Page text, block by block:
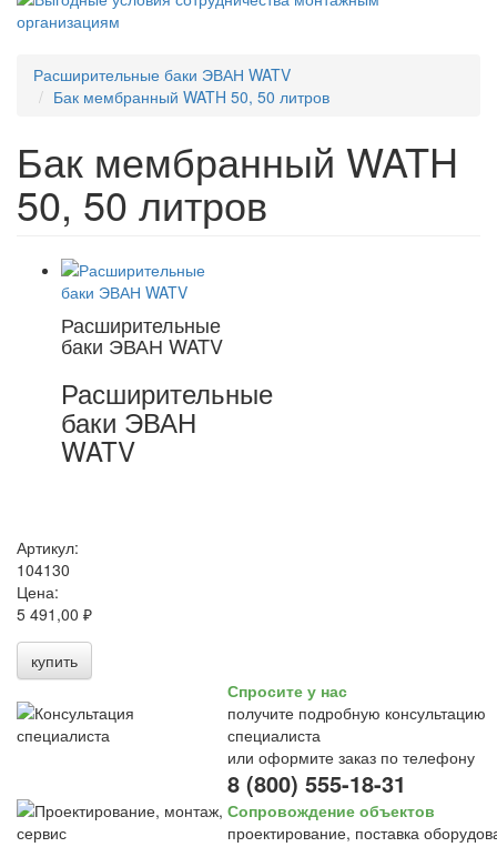
Расширительные баки ЭВАН WATV
Бак мембранный WATH 50, 50 литров
Бак мембранный WATH
50, 50 литров
Расширительные
баки ЭВАН WATV
Расширительные
баки ЭВАН
WATV
Артикул:
104130
Цена:
5 491,00 ₽
купить
Спросите у нас
получите подробную консультацию
специалиста
или оформите заказ по телефону
8 (800) 555-18-31
Сопровождение объектов
проектирование, поставка